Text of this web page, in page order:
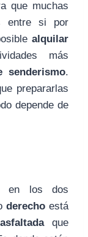
que muchas
entre si por
alquilar
más
senderismo.
prepararlas
depende de
en los dos
derecho está
que